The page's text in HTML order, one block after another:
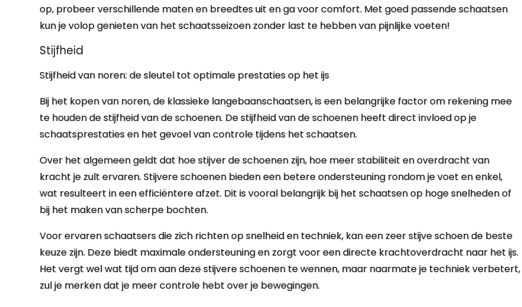
op, probeer verschillende maten en breedtes uit en ga voor comfort. Met goed passende schaatsen
kun je volop genieten van het schaatsseizoen zonder last te hebben van pijnlijke voeten!
Stijfheid
Stijfheid van noren: de sleutel tot optimale prestaties op het ijs
Bij het kopen van noren, de klassieke langebaanschaatsen, is een belangrijke factor om rekening mee
te houden de stijfheid van de schoenen. De stijfheid van de schoenen heeft direct invloed op je
schaatsprestaties en het gevoel van controle tijdens het schaatsen.
Over het algemeen geldt dat hoe stijver de schoenen zijn, hoe meer stabiliteit en overdracht van
kracht je zult ervaren. Stijvere schoenen bieden een betere ondersteuning rondom je voet en enkel,
wat resulteert in een efficiëntere afzet. Dit is vooral belangrijk bij het schaatsen op hoge snelheden of
bij het maken van scherpe bochten.
Voor ervaren schaatsers die zich richten op snelheid en techniek, kan een zeer stijve schoen de beste
keuze zijn. Deze biedt maximale ondersteuning en zorgt voor een directe krachtoverdracht naar het ijs.
Het vergt wel wat tijd om aan deze stijvere schoenen te wennen, maar naarmate je techniek verbetert,
zul je merken dat je meer controle hebt over je bewegingen.